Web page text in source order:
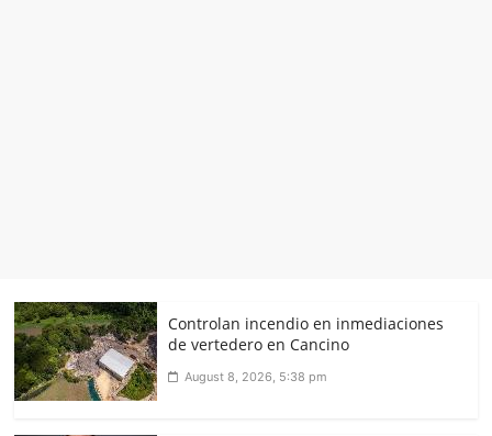
Controlan incendio en inmediaciones
de vertedero en Cancino
August 8, 2026, 5:38 pm